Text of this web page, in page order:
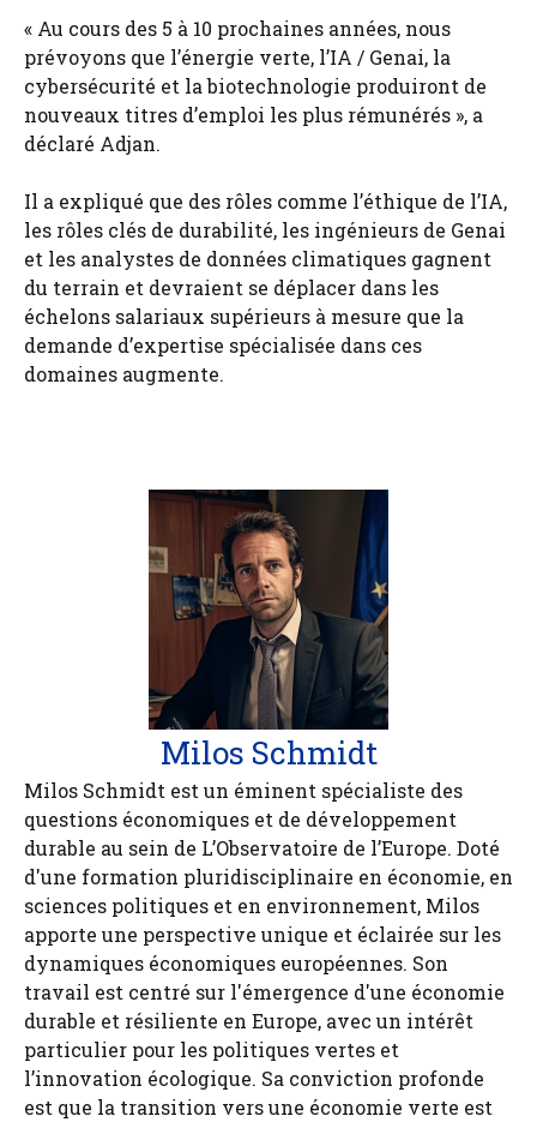
« Au cours des 5 à 10 prochaines années, nous
prévoyons que l’énergie verte, l’IA / Genai, la
cybersécurité et la biotechnologie produiront de
nouveaux titres d’emploi les plus rémunérés », a
déclaré Adjan.
Il a expliqué que des rôles comme l’éthique de l’IA,
les rôles clés de durabilité, les ingénieurs de Genai
et les analystes de données climatiques gagnent
du terrain et devraient se déplacer dans les
échelons salariaux supérieurs à mesure que la
demande d’expertise spécialisée dans ces
domaines augmente.
Milos Schmidt
Milos Schmidt est un éminent spécialiste des
questions économiques et de développement
durable au sein de L’Observatoire de l’Europe. Doté
d'une formation pluridisciplinaire en économie, en
sciences politiques et en environnement, Milos
apporte une perspective unique et éclairée sur les
dynamiques économiques européennes. Son
travail est centré sur l'émergence d'une économie
durable et résiliente en Europe, avec un intérêt
particulier pour les politiques vertes et
l’innovation écologique. Sa conviction profonde
est que la transition vers une économie verte est